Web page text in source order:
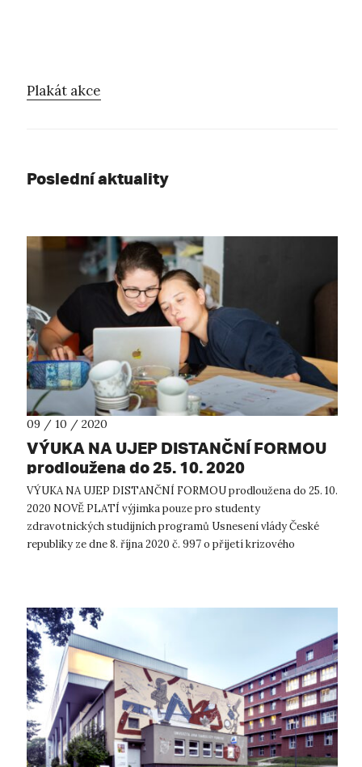
Plakát akce
Poslední aktuality
09 / 10 / 2020
VÝUKA NA UJEP DISTANČNÍ FORMOU
prodloužena do 25. 10. 2020
VÝUKA NA UJEP DISTANČNÍ FORMOU prodloužena do 25. 10.
2020 NOVĚ PLATÍ výjimka pouze pro studenty
zdravotnických studijních programů Usnesení vlády České
republiky ze dne 8. října 2020 č. 997 o přijetí krizového